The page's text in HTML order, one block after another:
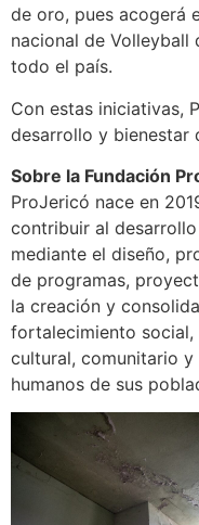
de oro, pues acogerá
nacional de Volleyball
todo el país.
Con estas iniciativas,
desarrollo y bienestar
Sobre la Fundación
ProJericó nace en
contribuir al
mediante el diseño,
de programas,
la creación y
fortalecimiento social,
cultural, comunitario
humanos de sus